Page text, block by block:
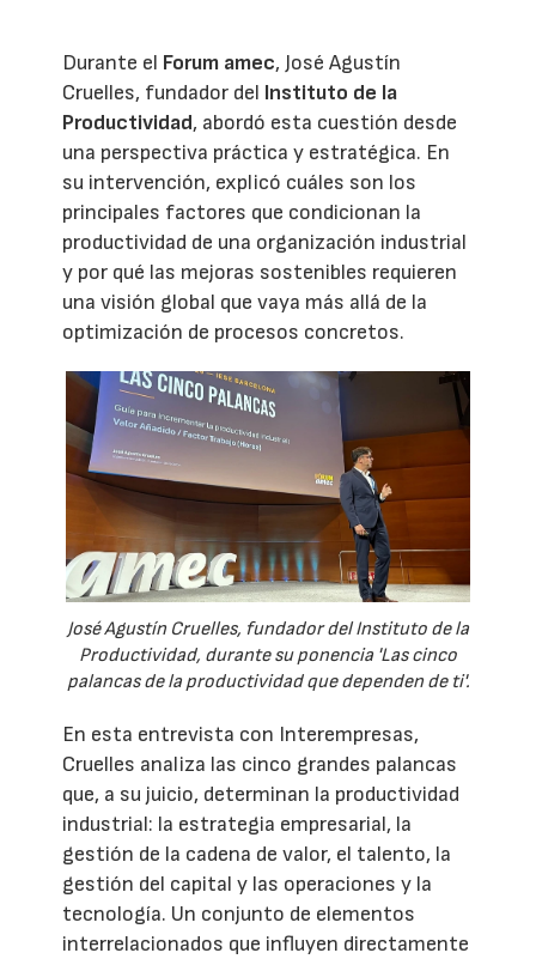
Durante el Forum amec, José Agustín
Cruelles, fundador del Instituto de la
Productividad, abordó esta cuestión desde
una perspectiva práctica y estratégica. En
su intervención, explicó cuáles son los
principales factores que condicionan la
productividad de una organización industrial
y por qué las mejoras sostenibles requieren
una visión global que vaya más allá de la
optimización de procesos concretos.
José Agustín Cruelles, fundador del Instituto de la
Productividad, durante su ponencia 'Las cinco
palancas de la productividad que dependen de ti'.
En esta entrevista con Interempresas,
Cruelles analiza las cinco grandes palancas
que, a su juicio, determinan la productividad
industrial: la estrategia empresarial, la
gestión de la cadena de valor, el talento, la
gestión del capital y las operaciones y la
tecnología. Un conjunto de elementos
interrelacionados que influyen directamente